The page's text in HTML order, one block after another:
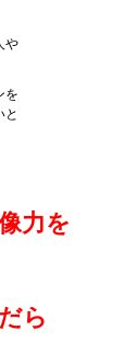
や
を
と
力を
ら